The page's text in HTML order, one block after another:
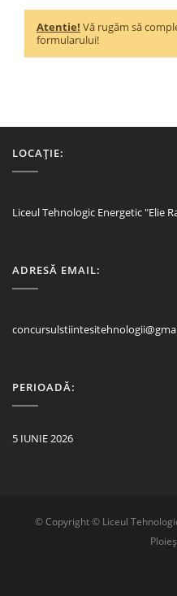
Atentie! Vă rugăm să
formularului!
LOCAȚIE:
Liceul Tehnologic Energetic "Elie
ADRESĂ EMAIL:
PERIOADĂ:
5 IUNIE 2026
© Copyright © Liceul